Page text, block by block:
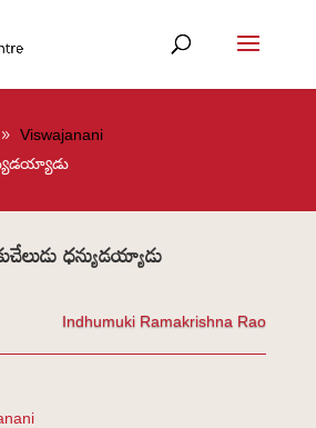
Viswajanani
ధన్యుడయ్యాడు
Indhumuki Ramakrishna Rao